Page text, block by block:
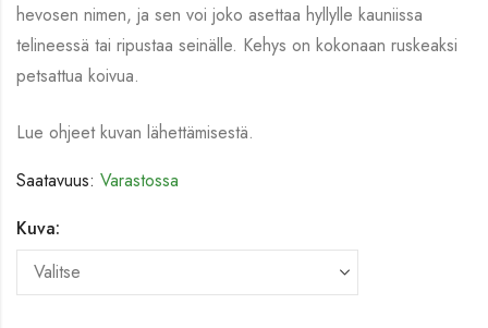
hevosen nimen, ja sen voi joko asettaa hyllylle kauniissa
telineessä tai ripustaa seinälle. Kehys on kokonaan ruskeaksi
petsattua koivua.
Lue ohjeet kuvan lähettämisestä.
Saatavuus: Varastossa
Kuva: